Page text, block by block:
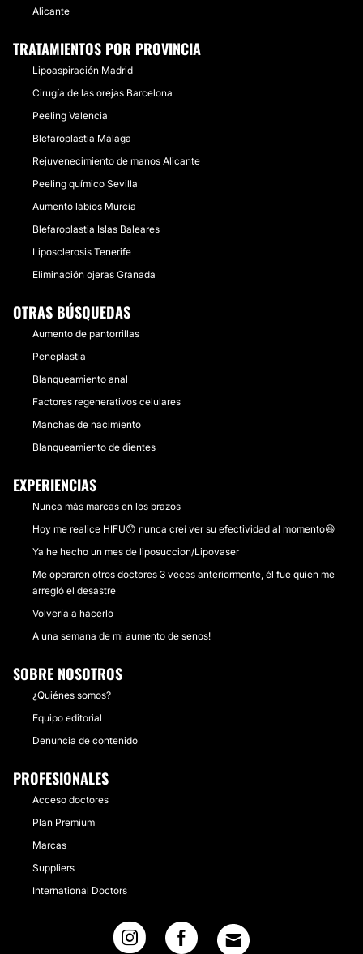
Alicante
TRATAMIENTOS POR PROVINCIA
Lipoaspiración Madrid
Cirugía de las orejas Barcelona
Peeling Valencia
Blefaroplastia Málaga
Rejuvenecimiento de manos Alicante
Peeling químico Sevilla
Aumento labios Murcia
Blefaroplastia Islas Baleares
Liposclerosis Tenerife
Eliminación ojeras Granada
OTRAS BÚSQUEDAS
Aumento de pantorrillas
Peneplastia
Blanqueamiento anal
Factores regenerativos celulares
Manchas de nacimiento
Blanqueamiento de dientes
EXPERIENCIAS
Nunca más marcas en los brazos
Hoy me realice HIFU😯 nunca creí ver su efectividad al momento😆
Ya he hecho un mes de liposuccion/Lipovaser
Me operaron otros doctores 3 veces anteriormente, él fue quien me
arregló el desastre
Volvería a hacerlo
A una semana de mi aumento de senos!
SOBRE NOSOTROS
¿Quiénes somos?
Equipo editorial
Denuncia de contenido
PROFESIONALES
Acceso doctores
Plan Premium
Marcas
Suppliers
International Doctors